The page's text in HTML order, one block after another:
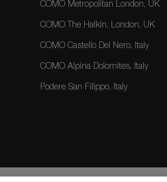
COMO Metropolitan London, UK
COMO The Halkin, London, UK
COMO Castello Del Nero, Italy
COMO Alpina Dolomites, Italy
Podere San Filippo, Italy